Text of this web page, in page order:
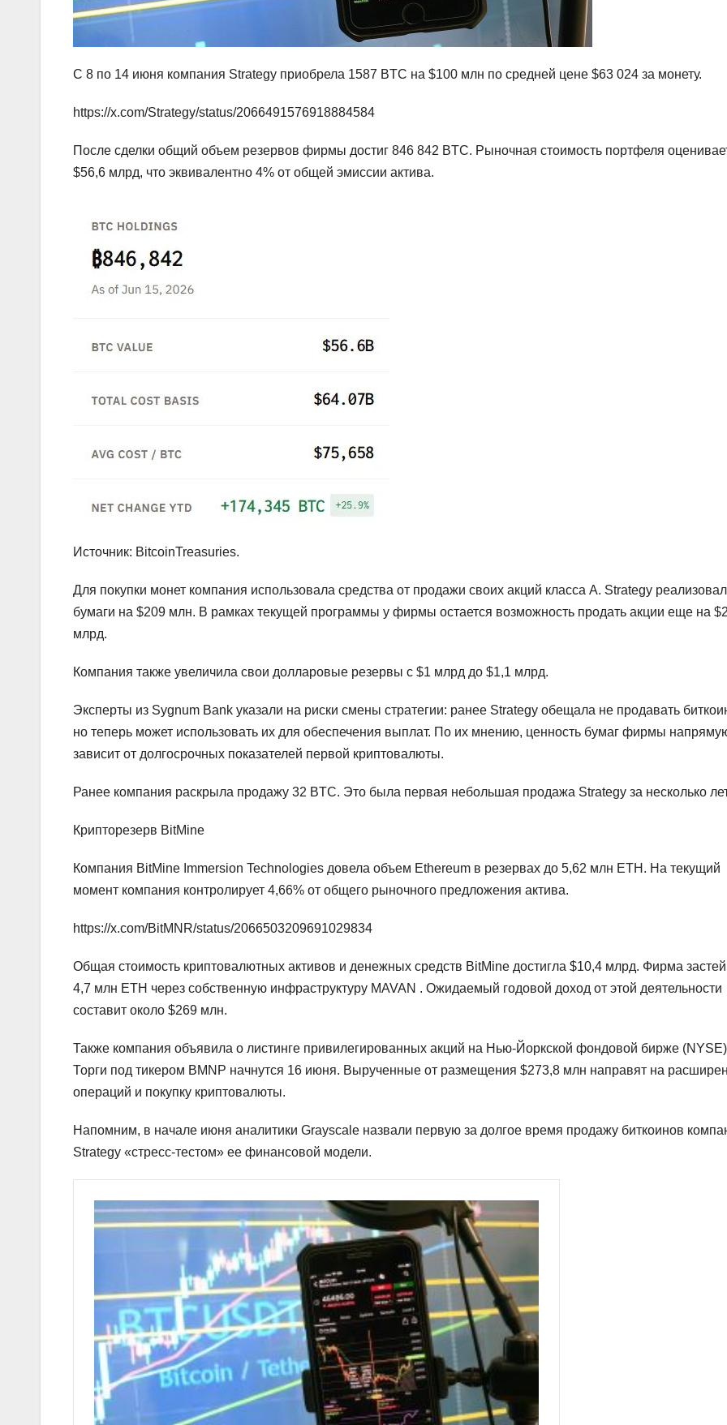
С 8 по 14 июня компания Strategy приобрела 1587 BTC на $100 млн по средней цене $63 024 за монету.
https://x.com/Strategy/status/2066491576918884584
После сделки общий объем резервов фирмы достиг 846 842 BTC. Рыночная стоимость портфеля
$56,6 млрд, что эквивалентно 4% от общей эмиссии актива.
Источник: BitcoinTreasuries.
Для покупки монет компания использовала средства от продажи своих акций класса А. Strategy
бумаги на $209 млн. В рамках текущей программы у фирмы остается возможность продать акции еще на
млрд.
Компания также увеличила свои долларовые резервы с $1 млрд до $1,1 млрд.
Эксперты из Sygnum Bank указали на риски смены стратегии: ранее Strategy обещала не продавать
но теперь может использовать их для обеспечения выплат. По их мнению, ценность бумаг фирмы
зависит от долгосрочных показателей первой криптовалюты.
Ранее компания раскрыла продажу 32 BTC. Это была первая небольшая продажа Strategy за несколько
Крипторезерв BitMine
Компания BitMine Immersion Technologies довела объем Ethereum в резервах до 5,62 млн ETH. На текущий
момент компания контролирует 4,66% от общего рыночного предложения актива.
https://x.com/BitMNR/status/2066503209691029834
Общая стоимость криптовалютных активов и денежных средств BitMine достигла $10,4 млрд. Фирма
4,7 млн ETH через собственную инфраструктуру MAVAN . Ожидаемый годовой доход от этой деятельности
составит около $269 млн.
Также компания объявила о листинге привилегированных акций на Нью-Йоркской фондовой бирже
Торги под тикером BMNP начнутся 16 июня. Вырученные от размещения $273,8 млн направят на
операций и покупку криптовалюты.
Напомним, в начале июня аналитики Grayscale назвали первую за долгое время продажу биткоинов
Strategy «стресс-тестом» ее финансовой модели.